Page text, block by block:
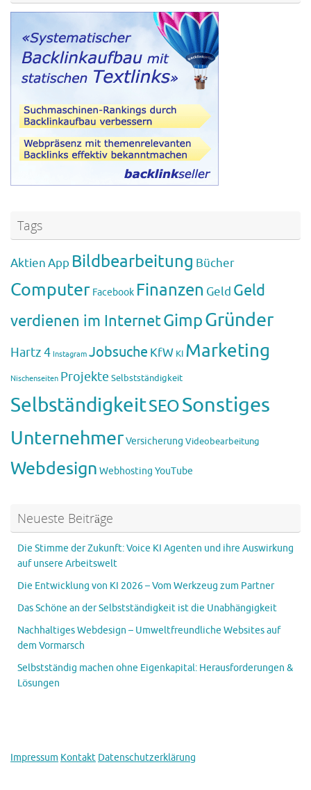
Tags
AktienApp Bildbearbeitung Bücher
Computer Facebook Finanzen Geld Geld
verdienen im InternetGimpGründer
Hartz 4 Instagram Jobsuche KfW KI Marketing
Nischenseiten Projekte Selbstständigkeit
SelbständigkeitSEOSonstiges
UnternehmerVersicherung Videobearbeitung
Webdesign Webhosting YouTube
Neueste Beiträge
Die Stimme der Zukunft: Voice KI Agenten und ihre Auswirkung
auf unsere Arbeitswelt
Die Entwicklung von KI 2026 – Vom Werkzeug zum Partner
Das Schöne an der Selbstständigkeit ist die Unabhängigkeit
Nachhaltiges Webdesign – Umweltfreundliche Websites auf
dem Vormarsch
Selbstständig machen ohne Eigenkapital: Herausforderungen &
Lösungen
Impressum Kontakt Datenschutzerklärung